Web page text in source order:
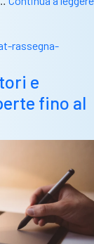
rassegna-
e
fino al